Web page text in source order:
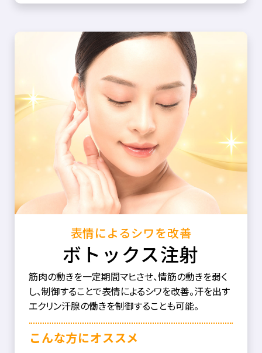
表情によるシワを改善
ボトックス注射
筋肉の動きを一定期間マヒさせ、情筋の動きを弱く
し、制御することで表情によるシワを改善。汗を出す
エクリン汗腺の働きを制御することも可能。
こんな⽅にオススメ